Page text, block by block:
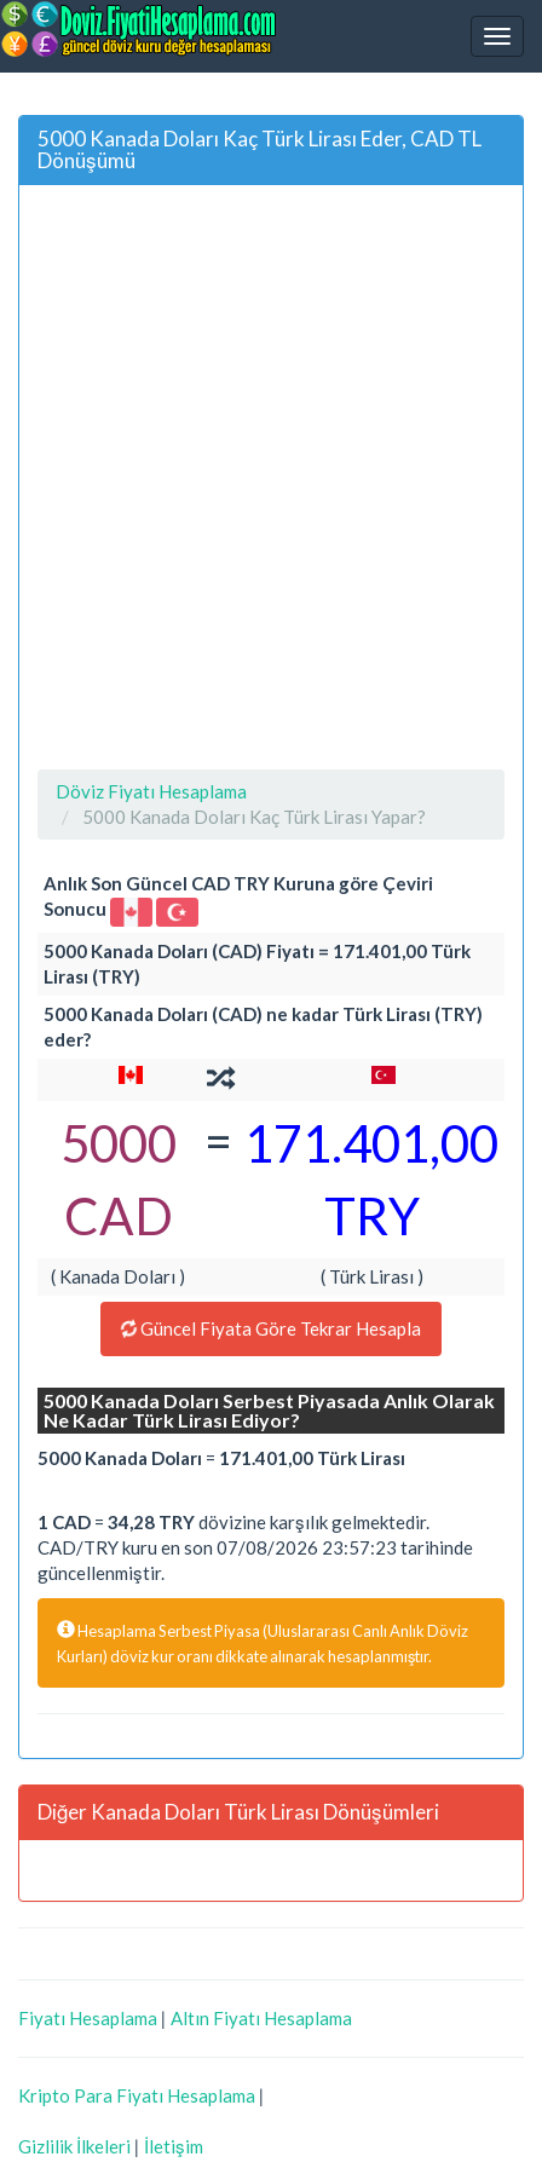
5000 Kanada Doları Kaç Türk Lirası Eder, CAD TL
Dönüşümü
Döviz Fiyatı Hesaplama
5000 Kanada Doları Kaç Türk Lirası Yapar?
Anlık Son Güncel CAD TRY Kuruna göre Çeviri
Sonucu
5000 Kanada Doları (CAD) Fiyatı = 171.401,00 Türk
Lirası (TRY)
5000 Kanada Doları (CAD) ne kadar Türk Lirası (TRY)
eder?
5000
CAD
= 171.401,00
TRY
( Kanada Doları ) ( Türk Lirası )
Güncel Fiyata Göre Tekrar Hesapla
5000 Kanada Doları Serbest Piyasada Anlık Olarak
Ne Kadar Türk Lirası Ediyor?
5000 Kanada Doları = 171.401,00 Türk Lirası
1 CAD = 34,28 TRYdövizine karşılık gelmektedir.
CAD/TRY kuru en son 07/08/2026 23:57:23 tarihinde
güncellenmiştir.
Hesaplama Serbest Piyasa (Uluslararası Canlı Anlık Döviz
Kurları) döviz kur oranı dikkate alınarak hesaplanmıştır.
Diğer Kanada Doları Türk Lirası Dönüşümleri
Fiyatı Hesaplama | Altın Fiyatı Hesaplama
Kripto Para Fiyatı Hesaplama |
Gizlilik İlkeleri | İletişim